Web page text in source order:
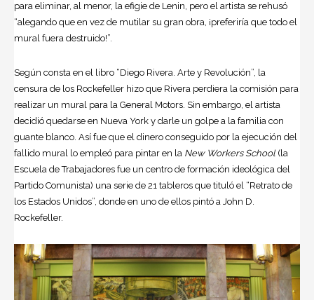
para eliminar, al menor, la efigie de Lenin, pero el artista se rehusó
“alegando que en vez de mutilar su gran obra, ¡preferiría que todo el
mural fuera destruido!”.
Según consta en el libro “Diego Rivera. Arte y Revolución”, la
censura de los Rockefeller hizo que Rivera perdiera la comisión para
realizar un mural para la General Motors. Sin embargo, el artista
decidió quedarse en Nueva York y darle un golpe a la familia con
guante blanco. Así fue que el dinero conseguido por la ejecución del
fallido mural lo empleó para pintar en la New Workers School (la
Escuela de Trabajadores fue un centro de formación ideológica del
Partido Comunista) una serie de 21 tableros que tituló el “Retrato de
los Estados Unidos”, donde en uno de ellos pintó a John D.
Rockefeller.